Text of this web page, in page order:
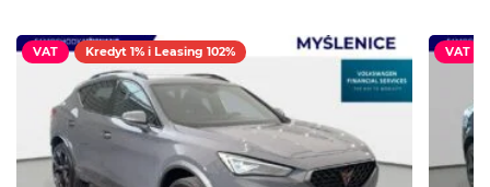
VAT Kredyt 1% i Leasing 102% VAT